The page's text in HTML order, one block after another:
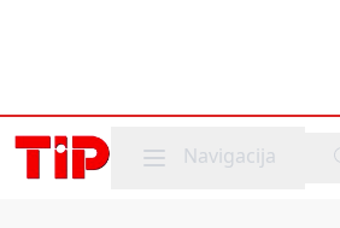
Mobile menu
Navigacija